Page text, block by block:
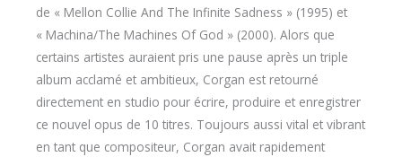
de « Mellon Collie And The Infinite Sadness » (1995) et
« Machina/The Machines Of God » (2000). Alors que
certains artistes auraient pris une pause après un triple
album acclamé et ambitieux, Corgan est retourné
directement en studio pour écrire, produire et enregistrer
ce nouvel opus de 10 titres. Toujours aussi vital et vibrant
en tant que compositeur, Corgan avait rapidement